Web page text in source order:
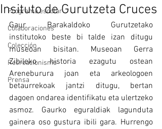
Programa escolar
Colaboraciones
Colección
Recreacionismo
Prensa
Insituto de Gurutzeta Cruces
Gaur Barakaldoko Gurutzetako
institutoko beste bi talde izan ditugu
museoan bisitan. Museoan Gerra
Zibileko historia ezagutu ostean
Areneburura joan eta arkeologoen
betaurrekoak jantzi ditugu, bertan
dagoen ondarea identifikatu eta ulertzeko
asmoz. Gaurko eguraldiak lagunduta
gainera oso gustura ibili gara. Hurrengo